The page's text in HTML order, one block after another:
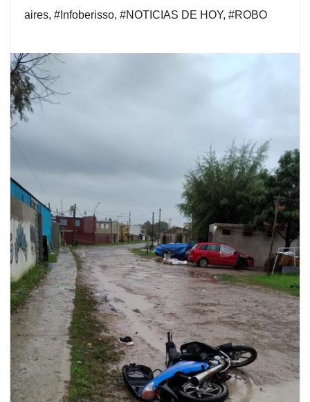
aires, #Infoberisso, #NOTICIAS DE HOY, #ROBO